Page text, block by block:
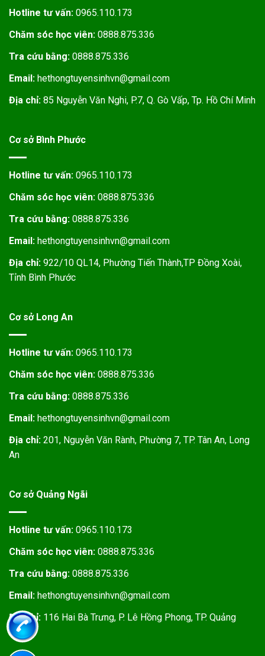
Hotline tư vấn: 0965.110.173
Chăm sóc học viên: 0888.875.336
Tra cứu bằng: 0888.875.336
Email: hethongtuyensinhvn@gmail.com
Địa chỉ: 85 Nguyễn Văn Nghi, P.7, Q. Gò Vấp, Tp. Hồ Chí Minh
Cơ sở Bình Phước
Hotline tư vấn: 0965.110.173
Chăm sóc học viên: 0888.875.336
Tra cứu bằng: 0888.875.336
Email: hethongtuyensinhvn@gmail.com
Địa chỉ: 922/10 QL14, Phường Tiến Thành,TP Đồng Xoài,
Tỉnh Bình Phước
Cơ sở Long An
Hotline tư vấn: 0965.110.173
Chăm sóc học viên: 0888.875.336
Tra cứu bằng: 0888.875.336
Email: hethongtuyensinhvn@gmail.com
Địa chỉ: 201, Nguyễn Văn Rành, Phường 7, TP. Tân An, Long
An
Cơ sở Quảng Ngãi
Hotline tư vấn: 0965.110.173
Chăm sóc học viên: 0888.875.336
Tra cứu bằng: 0888.875.336
Email: hethongtuyensinhvn@gmail.com
Địa chỉ: 116 Hai Bà Trưng, P. Lê Hồng Phong, TP. Quảng
Ngãi